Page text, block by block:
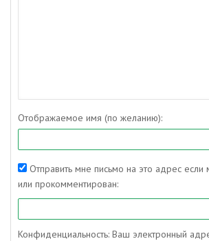
Отображаемое имя (по желанию):
Отправить мне письмо на это адрес если
или прокомментирован:
Конфиденциальность: Ваш электронный